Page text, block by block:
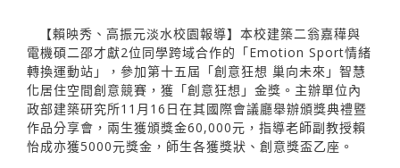
【賴映秀、高振元淡水校園報導】本校建築二翁嘉䅿與
電機碩二邵才獻2位同學跨域合作的「Emotion Sport情緒
轉換運動站」，參加第十五屆「創意狂想 巢向未來」智慧
化居住空間創意競賽，獲「創意狂想」金獎。主辦單位內
政部建築研究所11月16日在其國際會議廳舉辦頒獎典禮暨
作品分享會，兩生獲頒獎金60,000元，指導老師副教授賴
怡成亦獲5000元獎金，師生各獲獎狀、創意獎盃乙座。